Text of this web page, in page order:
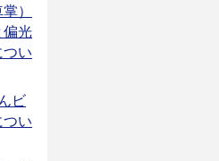
）
偏光
い
ビ
つい